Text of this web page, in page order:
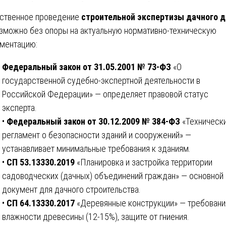
проведение строительной экспертизы дачного
без опоры на актуальную нормативно-техническую
Федеральный закон от 31.05.2001 № 73-ФЗ «О
государственной судебно-экспертной деятельности в
Российской Федерации» — определяет правовой статус
эксперта.
• Федеральный закон от 30.12.2009 № 384-ФЗ
регламент о безопасности зданий и сооружений» —
устанавливает минимальные требования к зданиям.
• СП 53.13330.2019 «Планировка и застройка территории
садоводческих (дачных) объединений граждан» — основной
документ для дачного строительства.
• СП 64.13330.2017 «Деревянные конструкции» —
влажности древесины (12-15%), защите от гниения.